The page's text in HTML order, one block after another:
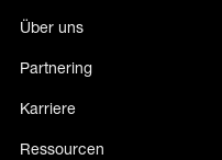
Über uns
Partnering
Karriere
Ressourcen